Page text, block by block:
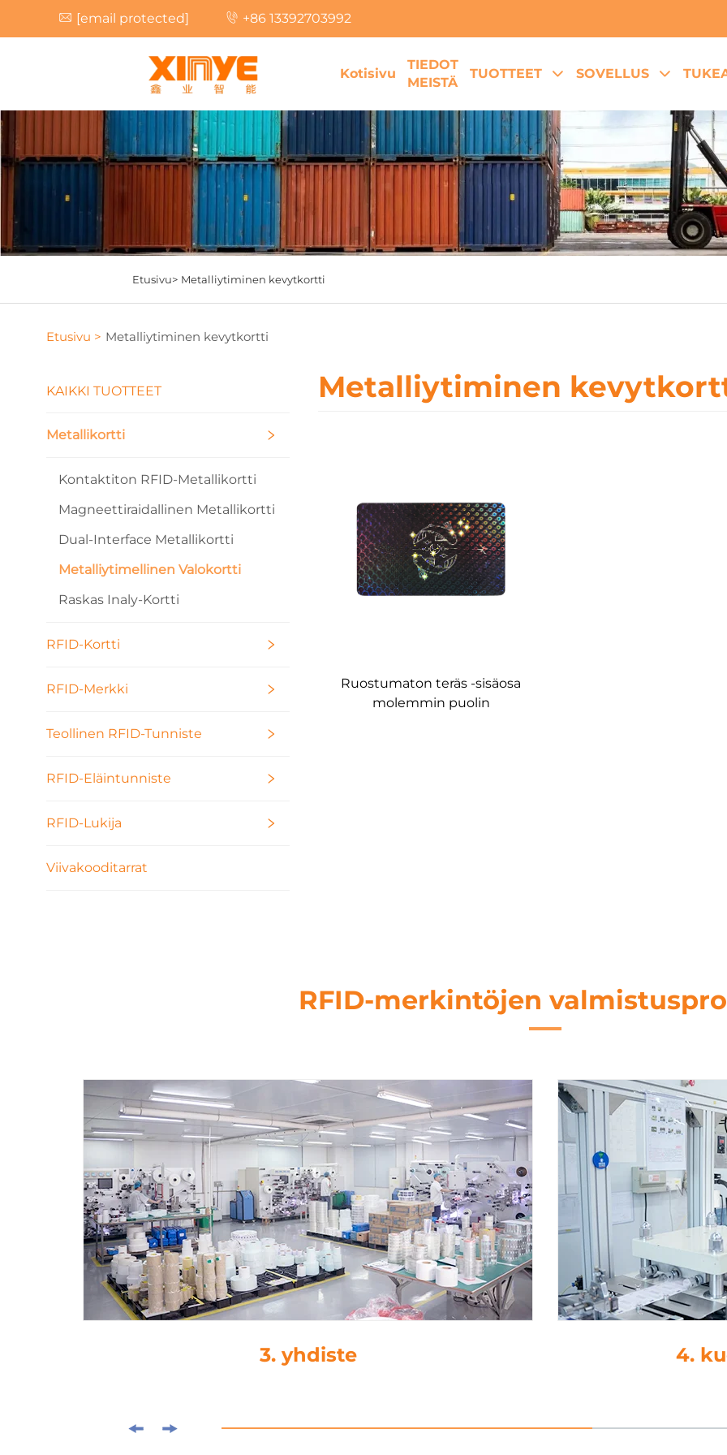
[email protected] +86 13392703992
Kotisivu
TIEDOT
MEISTÄ
TUOTTEET SOVELLUS
Etusivu> Metalliytiminen kevytkortti
Etusivu > Metalliytiminen kevytkortti
KAIKKI TUOTTEET
Metallikortti
Kontaktiton RFID-Metallikortti
Magneettiraidallinen Metallikortti
Dual-Interface Metallikortti
Metalliytimellinen Valokortti
Raskas Inaly-Kortti
RFID-Kortti
RFID-Merkki
Teollinen RFID-Tunniste
RFID-Eläintunniste
RFID-Lukija
Viivakooditarrat
Metalliytiminen
Ruostumaton teräs -sisäosa
molemmin puolin
RFID-merkintöjen
4. kuormitusleikkaus 5.